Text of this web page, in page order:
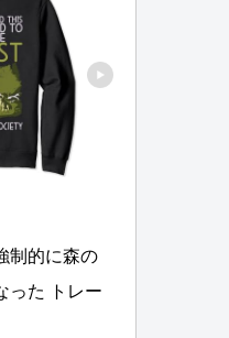
制的に森の
った トレー